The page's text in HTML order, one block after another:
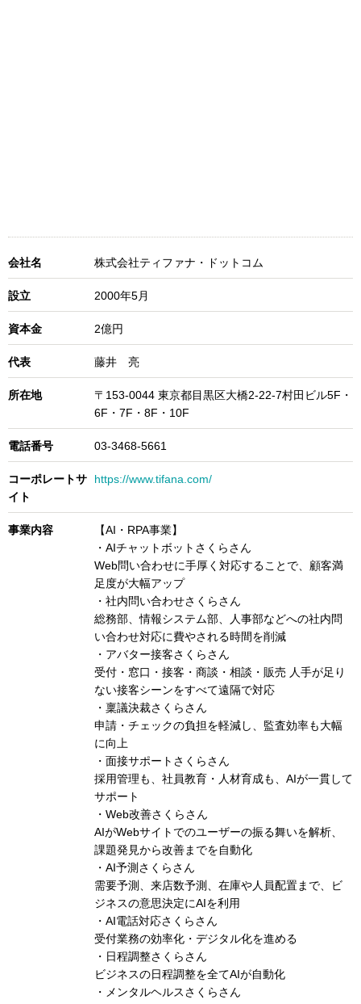
会社名 株式会社ティファナ・ドットコム
設立 2000年5月
資本金 2億円
代表 藤井 亮
所在地
〒153-0044 東京都目黒区大橋2-22-7村田ビル5F・
6F・7F・8F・10F
電話番号 03-3468-5661
コーポレートサ
イト
https://www.tifana.com/
事業内容
【AI・RPA事業】
・AIチャットボットさくらさん
Web問い合わせに手厚く対応することで、顧客満
足度が大幅アップ
・社内問い合わせさくらさん
総務部、情報システム部、人事部などへの社内問
い合わせ対応に費やされる時間を削減
・アバター接客さくらさん
受付・窓口・接客・商談・相談・販売 人手が足り
ない接客シーンをすべて遠隔で対応
・稟議決裁さくらさん
申請・チェックの負担を軽減し、監査効率も大幅
に向上
・面接サポートさくらさん
採用管理も、社員教育・人材育成も、AIが一貫して
サポート
・Web改善さくらさん
AIがWebサイトでのユーザーの振る舞いを解析、
課題発見から改善までを自動化
・AI予測さくらさん
需要予測、来店数予測、在庫や人員配置まで、ビ
ジネスの意思決定にAIを利用
・AI電話対応さくらさん
受付業務の効率化・デジタル化を進める
・日程調整さくらさん
ビジネスの日程調整を全てAIが自動化
・メンタルヘルスさくらさん